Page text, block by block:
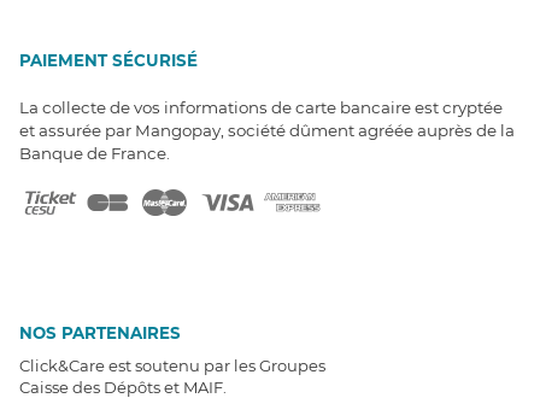
PAIEMENT SÉCURISÉ
La collecte de vos informations de carte bancaire est cryptée
et assurée par Mangopay, société dûment agréée auprès de la
Banque de France.
NOS PARTENAIRES
Click&Care est soutenu par les Groupes
Caisse des Dépôts et MAIF.